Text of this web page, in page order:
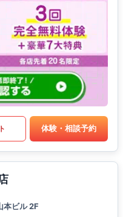
体験・相談予約
本ビル 2F